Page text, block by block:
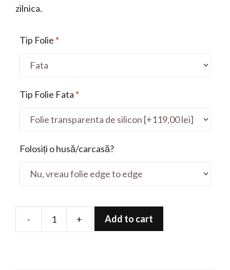
zilnica.
Tip Folie *
Tip Folie Fata *
Folosiți o husă/carcasă?
-
Folie
+ Add to cart